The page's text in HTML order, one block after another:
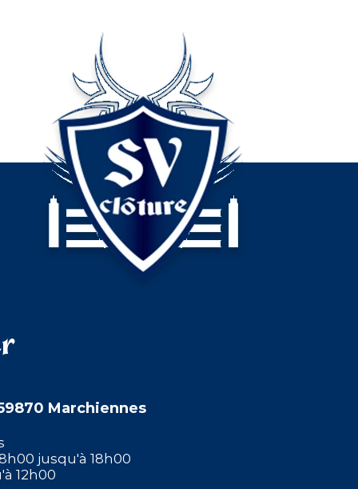
Marchiennes
jusqu'à 18h00
12h00